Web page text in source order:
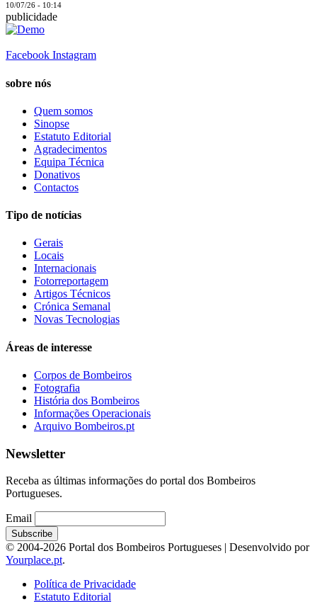
10/07/26 - 10:14
publicidade
Facebook Instagram
sobre nós
Quem somos
Sinopse
Estatuto Editorial
Agradecimentos
Equipa Técnica
Donativos
Contactos
Tipo de notícias
Gerais
Locais
Internacionais
Fotorreportagem
Artigos Técnicos
Crónica Semanal
Novas Tecnologias
Áreas de interesse
Corpos de Bombeiros
Fotografia
História dos Bombeiros
Informações Operacionais
Arquivo Bombeiros.pt
Newsletter
Receba as últimas informações do portal dos Bombeiros
Portugueses.
Email
© 2004-2026 Portal dos Bombeiros Portugueses | Desenvolvido por
Yourplace.pt.
Política de Privacidade
Estatuto Editorial